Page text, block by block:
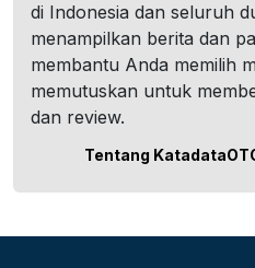
di Indonesia dan seluruh
menampilkan berita dan
membantu Anda memilih
memutuskan untuk
dan review.
Tentang